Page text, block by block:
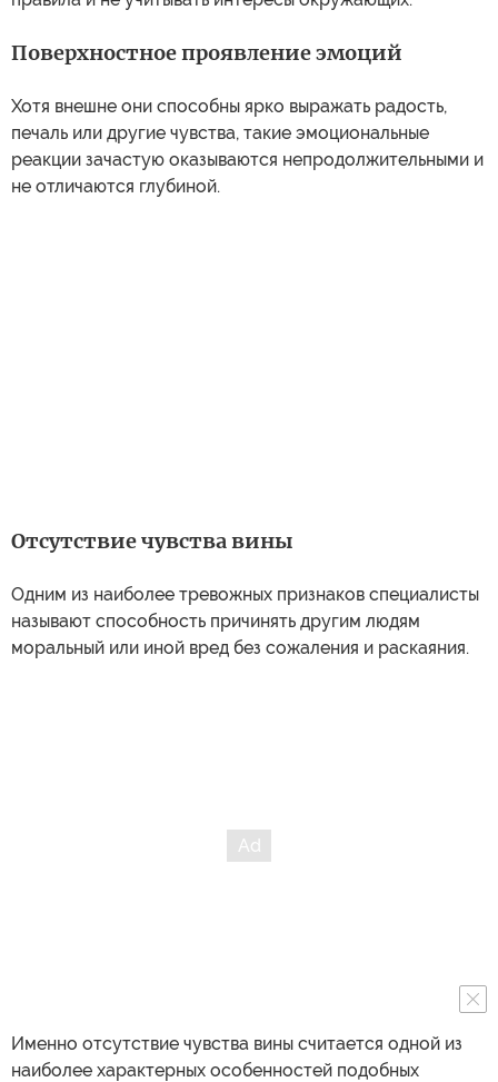
Поверхностное проявление эмоций
Хотя внешне они способны ярко выражать радость,
печаль или другие чувства, такие эмоциональные
реакции зачастую оказываются непродолжительными и
не отличаются глубиной.
Отсутствие чувства вины
Одним из наиболее тревожных признаков специалисты
называют способность причинять другим людям
моральный или иной вред без сожаления и раскаяния.
Именно отсутствие чувства вины считается одной из
наиболее характерных особенностей подобных